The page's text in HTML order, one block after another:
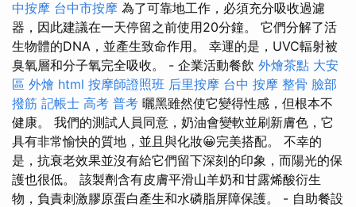
中按摩 台中市按摩 為了可靠地工作，必須充分吸收過濾
器，因此建議在一天停留之前使用20分鐘。 它們分解了活
生物體的DNA，並產生致命作用。 幸運的是，UVC輻射被
臭氧層和分子氧完全吸收。 - 企業活動餐飲 外燴茶點 大安
區 外燴 html 按摩師證照班 后里按摩 台中 按摩 整骨 臉部
撥筋 記帳士 高考 普考 曬黑雖然使它變得性感，但根本不
健康。 我們的測試人員同意，奶油會變軟並刷新膚色，它
具有非常愉快的質地，並且與化妝😀完美搭配。 不幸的
是，抗衰老效果並沒有給它們留下深刻的印象，而陽光的保
護也很低。 該製劑含有皮膚平滑山羊奶和甘露烯酸衍生
物，負責刺激膠原蛋白產生和水磷脂屏障保護。 - 自助餐設